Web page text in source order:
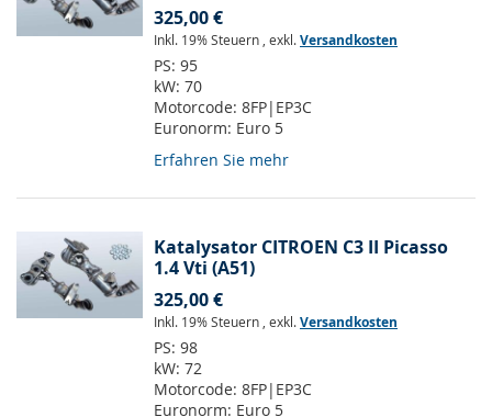
325,00 €
Inkl. 19% Steuern , exkl.Versandkosten
PS: 95
kW: 70
Motorcode: 8FP|EP3C
Euronorm: Euro 5
Erfahren Sie mehr
Katalysator CITROEN C3 II Picasso
1.4 Vti (A51)
325,00 €
Inkl. 19% Steuern , exkl.Versandkosten
PS: 98
kW: 72
Motorcode: 8FP|EP3C
Euronorm: Euro 5